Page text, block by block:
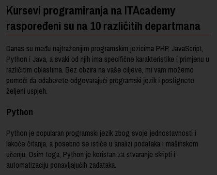
Kursevi programiranja na ITAcademy
raspoređeni su na 10 različitih departmana
Danas su među najtraženijim programskim jezicima PHP, JavaScript,
Python i Java, a svaki od njih ima specifične karakteristike i primjenu u
različitim oblastima. Bez obzira na vaše ciljeve, mi vam možemo
pomoći da odaberete odgovarajući programski jezik i postignete
željeni uspjeh.
Python
Python je popularan programski jezik zbog svoje jednostavnosti i
lakoće čitanja, a posebno se ističe u analizi podataka i mašinskom
učenju. Osim toga, Python je koristan za stvaranje skripti i
automatizaciju ponavljajućih zadataka.